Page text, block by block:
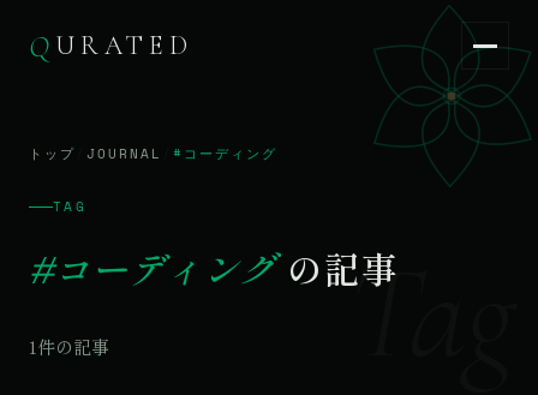
Q URATED
QURATED EN
トップ JOURNAL #コーディング
TAG
Tag
#コーディングの記事
1件の記事